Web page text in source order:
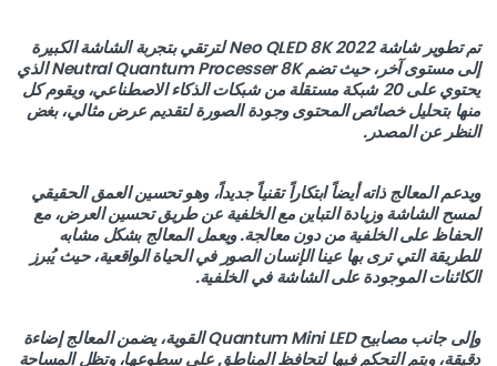
تم تطوير شاشة 2022 Neo QLED 8K لترتقي بتجربة الشاشة الكبيرة
إلى مستوى آخر، حيث تضم Neutral Quantum Processer 8K الذي
يحتوي على 20 شبكة مستقلة من شبكات الذكاء الاصطناعي، ويقوم كل
منها بتحليل خصائص المحتوى وجودة الصورة لتقديم عرض مثالي، بغض
النظر عن المصدر.
ويدعم المعالج ذاته أيضاً ابتكاراً تقنياً جديداً، وهو تحسين العمق الحقيقي
لمسح الشاشة وزيادة التباين مع الخلفية عن طريق تحسين العرض، مع
الحفاظ على الخلفية من دون معالجة. ويعمل المعالج بشكل مشابه
للطريقة التي ترى بها عينا الإنسان الصور في الحياة الواقعية، حيث يُبرز
الكائنات الموجودة على الشاشة في الخلفية.
وإلى جانب مصابيح Quantum Mini LED القوية، يضمن المعالج إضاءة
دقيقة، ويتم التحكم فيها لتحافظ المناطق على سطوعها، وتظل المساحة